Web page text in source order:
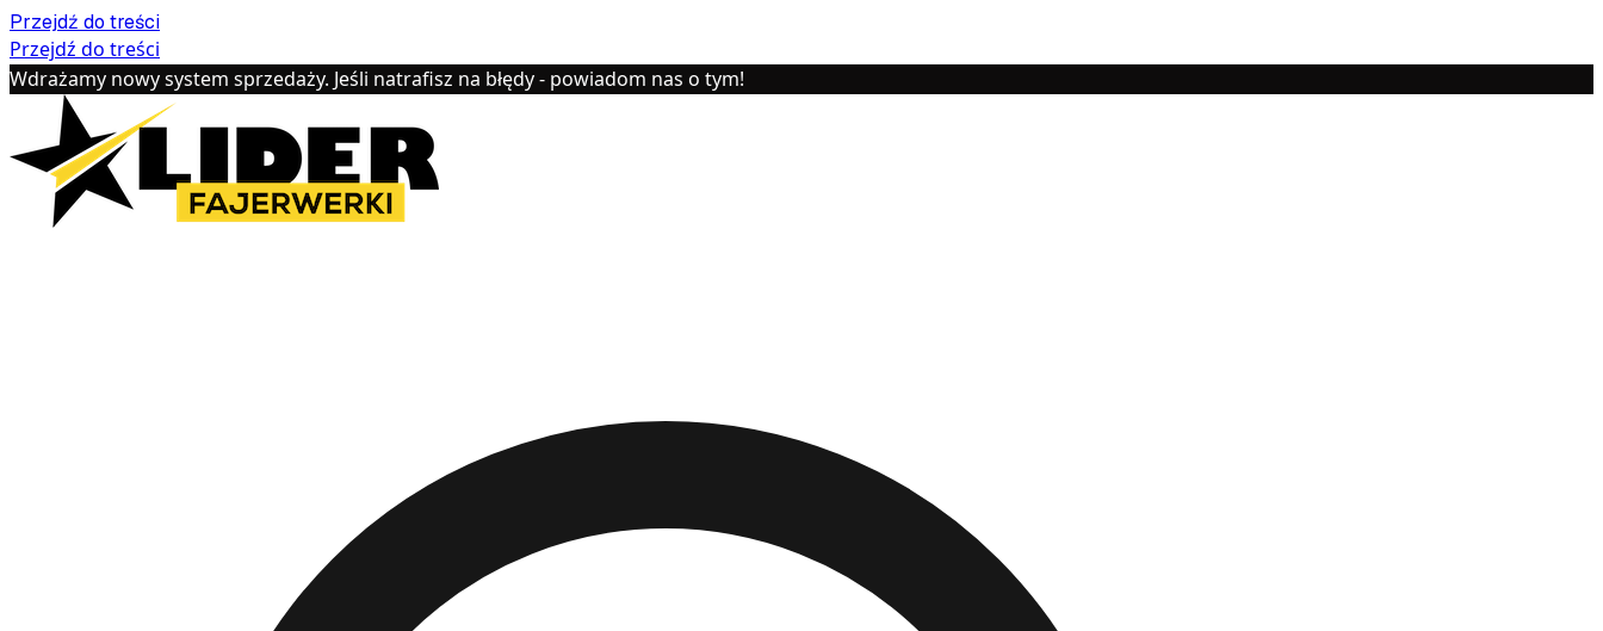
Przejdź do treści
Przejdź do treści
Wdrażamy nowy system sprzedaży. Jeśli natrafisz na błędy - powiadom nas o tym!